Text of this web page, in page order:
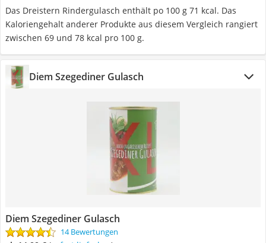
Das Dreistern Rindergulasch enthält po 100 g 71 kcal. Das
Kaloriengehalt anderer Produkte aus diesem Vergleich rangiert
zwischen 69 und 78 kcal pro 100 g.
Diem Szegediner Gulasch
Diem Szegediner Gulasch
14 Bewertungen